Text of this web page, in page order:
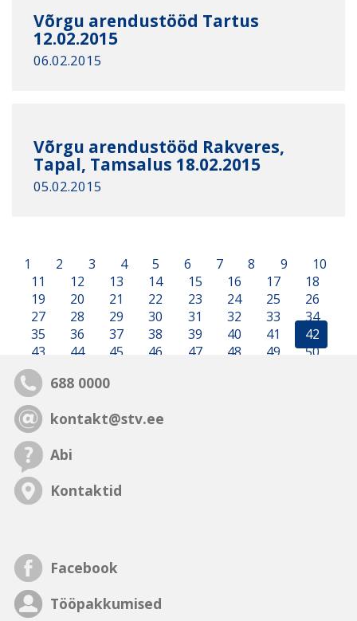
Võrgu arendustööd Tartus
12.02.2015
06.02.2015
Võrgu arendustööd Rakveres,
Tapal, Tamsalus 18.02.2015
05.02.2015
1 2 3 4 5 6 7 8 9
10
11
12 13 14 15 16 17
18
19
20 21 22 23 24 25
26
27
28 29 30 31 32 33
34
35
36 37 38 39 40 41
42
43
44 45 46 47 48 49 50
688 0000
kontakt@stv.ee
Abi
Kontaktid
Facebook
Tööpakkumised